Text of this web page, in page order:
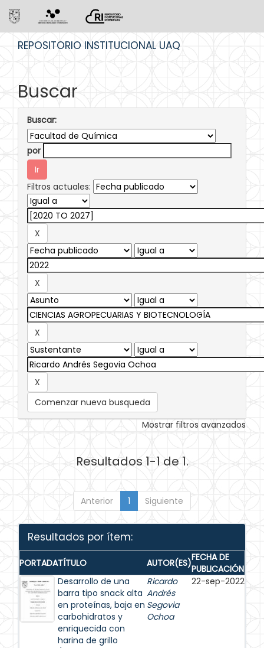
REPOSITORIO INSTITUCIONAL UAQ
Buscar
Buscar:
por
Filtros actuales:
Comenzar nueva busqueda
Mostrar filtros avanzados
Resultados 1-1 de 1.
Anterior 1 Siguiente
Resultados por ítem:
PORTADATÍTULO AUTOR(ES)FECHA DE
PUBLICACIÓN
Desarrollo de una
barra tipo snack alta
en proteínas, baja en
carbohidratos y
enriquecida con
harina de grillo
Ricardo
Andrés
Segovia
Ochoa
22-sep-2022